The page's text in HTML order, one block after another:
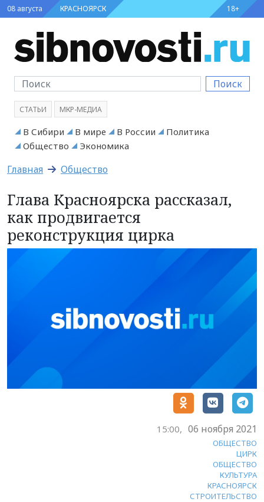
08 августа КРАСНОЯРСК 18+
Поиск
СТАТЬИ МКР-МЕДИА
В Сибири В мире В России
Политика
Общество
Экономика
Главная Общество
Глава Красноярска рассказал,
как продвигается
реконструкция цирка
15:00, 06 ноября 2021
ОБЩЕСТВО
ЦИРК
ОБЩЕСТВО
КУЛЬТУРА
КРАСНОЯРСК
СТРОИТЕЛЬСТВО